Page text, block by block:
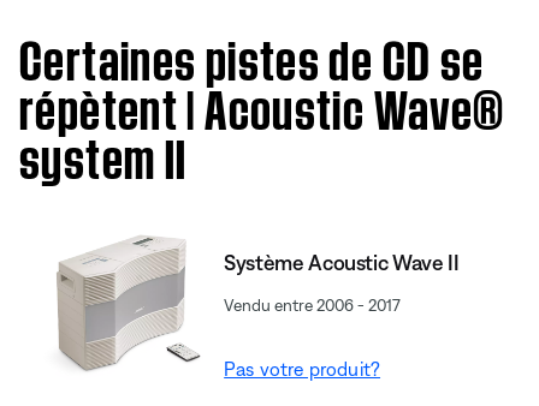
Certaines pistes de CD se
répètent | Acoustic Wave®
system II
Système Acoustic Wave II
Vendu entre 2006 - 2017
Pas votre produit?